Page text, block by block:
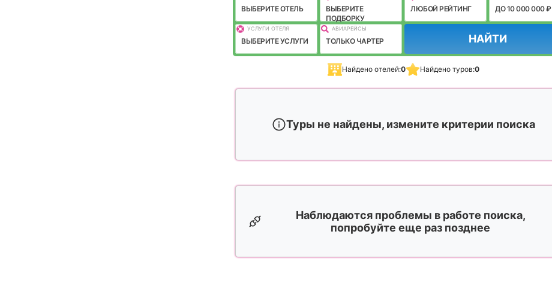
ВЫБЕРИТЕ ОТЕЛЬ
ВЫБЕРИТЕ
ПОДБОРКУ
ЛЮБОЙ РЕЙТИНГ ДО 10 000 000 ₽
УСЛУГИ ОТЕЛЯ
ВЫБЕРИТЕ УСЛУГИ
АВИАРЕЙСЫ
ТОЛЬКО ЧАРТЕР НАЙТИ
Найдено отелей:0 Найдено туров:0
Туры не найдены, измените критерии поиска
Наблюдаются проблемы в работе поиска,
попробуйте еще раз позднее